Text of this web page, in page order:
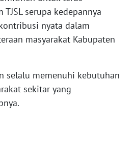
serupa kedepannya
nyata dalam
masyarakat Kabupaten
selalu memenuhi kebutuhan
sekitar yang